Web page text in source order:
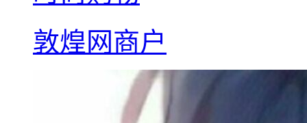
敦煌网商户